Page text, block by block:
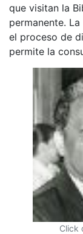
que visitan la
permanente.
el proceso de
permite la
Click